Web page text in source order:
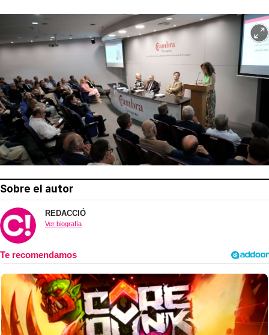
Sobre el autor
REDACCIÓ
Ver biografía